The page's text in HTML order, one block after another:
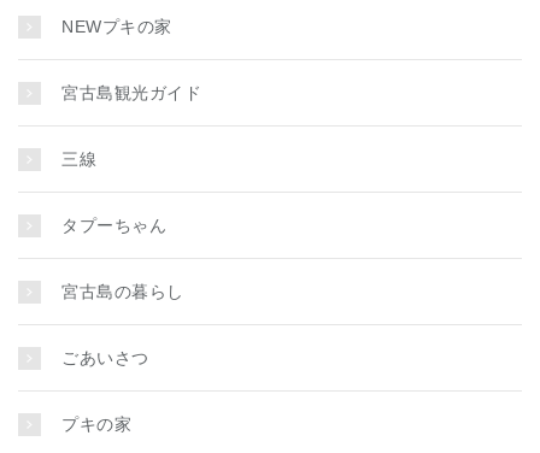
NEWプキの家
宮古島観光ガイド
三線
タプーちゃん
宮古島の暮らし
ごあいさつ
プキの家